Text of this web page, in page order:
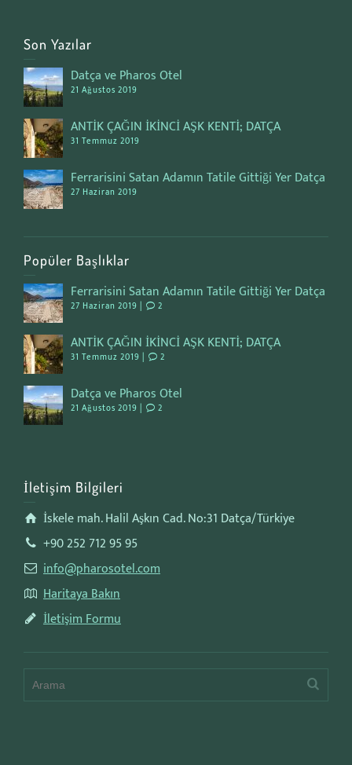
Son Yazılar
Datça ve Pharos Otel
21 Ağustos 2019
ANTİK ÇAĞIN İKİNCİ AŞK KENTİ; DATÇA
31 Temmuz 2019
Ferrarisini Satan Adamın Tatile Gittiği Yer Datça
27 Haziran 2019
Popüler Başlıklar
Ferrarisini Satan Adamın Tatile Gittiği Yer Datça
27 Haziran 2019 | 2
ANTİK ÇAĞIN İKİNCİ AŞK KENTİ; DATÇA
31 Temmuz 2019 | 2
Datça ve Pharos Otel
21 Ağustos 2019 | 2
İletişim Bilgileri
İskele mah. Halil Aşkın Cad. No:31 Datça/Türkiye
+90 252 712 95 95
info@pharosotel.com
Haritaya Bakın
İletişim Formu